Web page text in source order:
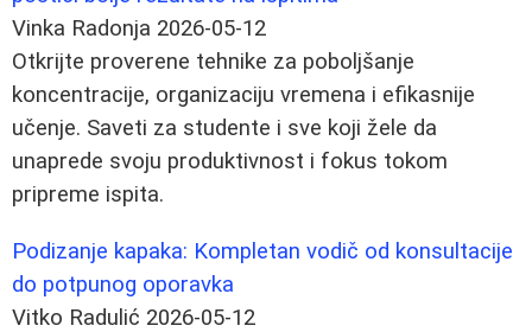
Vinka Radonja 2026-05-12
Otkrijte proverene tehnike za poboljšanje
koncentracije, organizaciju vremena i efikasnije
učenje. Saveti za studente i sve koji žele da
unaprede svoju produktivnost i fokus tokom
pripreme ispita.
Podizanje kapaka: Kompletan vodič od konsultacije
do potpunog oporavka
Vitko Radulić 2026-05-12